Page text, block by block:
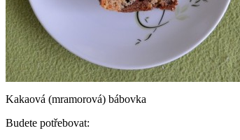
Kakaová (mramorová) bábovka
Budete potřebovat: